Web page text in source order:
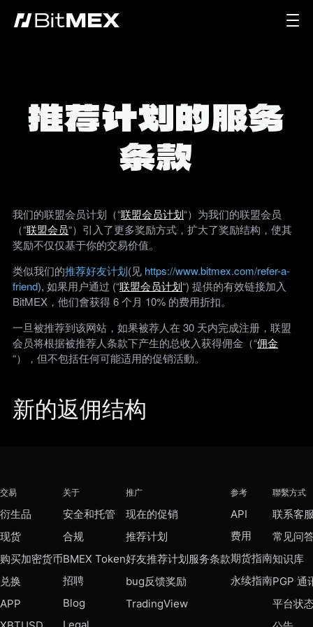
推荐计划的服务
条款
我们的联盟会员计划（“联盟会员计划“）为我们的联盟会员
（“联盟会员“）引入了更多奖励方式，扩大了奖励结构，使其
奖励不仅仅基于你的交易价值。
类似我们的推荐好友计划(见 https://www.bitmex.com/refer-a-
friend), 如果用户通过 (“联盟会员计划“) 提供的有效链接加入
BitMEX，他们會获得 6 个月 10% 的费用折扣。
一旦被推荐到该网站，如果被荐人在 30 天内完成注册，联盟
会员将根据被推荐人条款下产生的总收入获得佣金（“佣金
“），但不包括任何可能适用的促销活動。
新的返佣结构
交易
衍生品
现货
购买加密货币
兑换
APP
关于
安全和托管
合规
BMEX Token
招聘
Blog
推广
现在的促销
推荐计划
好友推荐计划服务条款
bug反馈奖励
TradingView
参考
API
费用
期货指南
永续指南
聯繫方式
联系客
常见问
知识库
PGP 通
平台状